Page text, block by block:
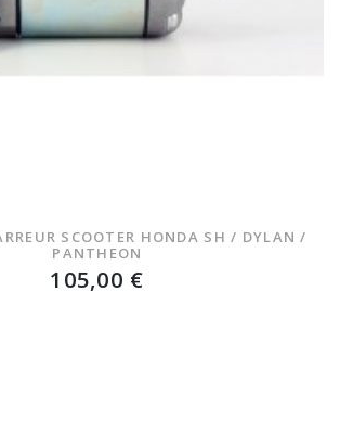
SCOOTER HONDA SH / DYLAN /
PANTHEON
105,00 €